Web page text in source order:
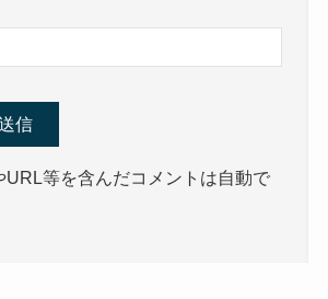
URL等を含んだコメントは自動で